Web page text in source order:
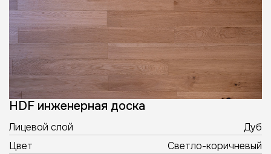
HDF инженерная доска
Лицевой слой
Дуб
Цвет
Светло-коричневый